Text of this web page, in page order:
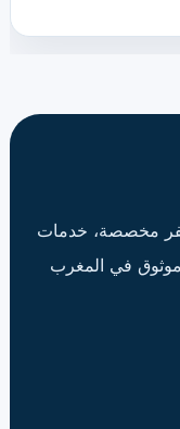
مخصصة، خدمات
موثوق في المغرب